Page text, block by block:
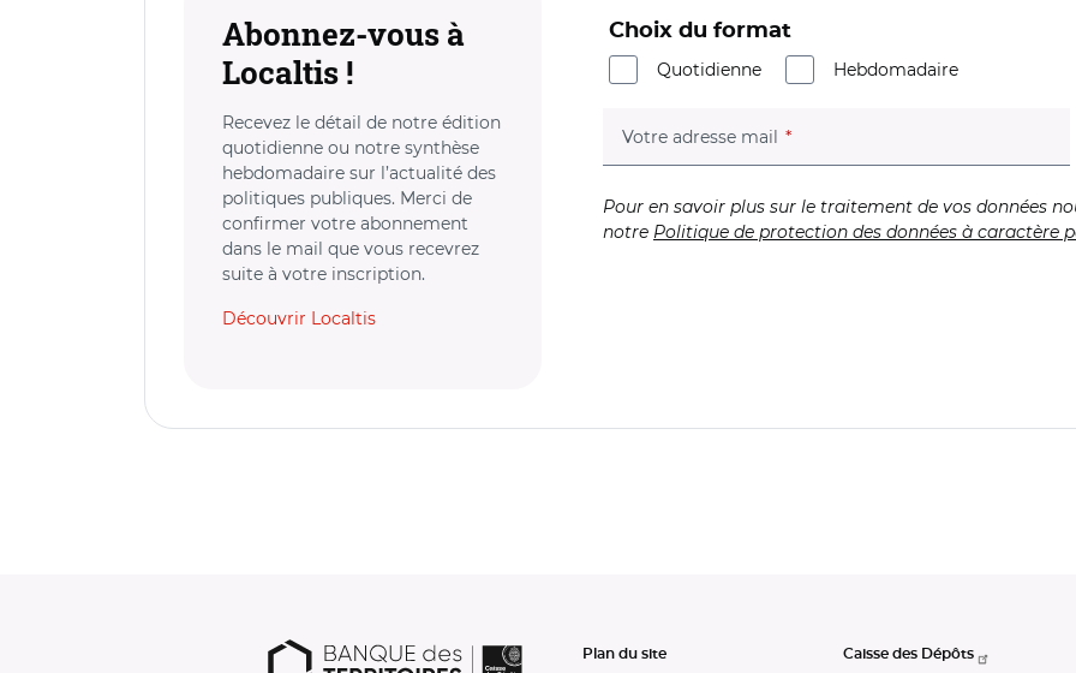
Abonnez-vous à
Localtis !
Recevez le détail de notre édition
quotidienne ou notre synthèse
hebdomadaire sur l’actualité des
politiques publiques. Merci de
confirmer votre abonnement
dans le mail que vous recevrez
suite à votre inscription.
Découvrir Localtis
Choix du format
Quotidienne
Hebdomadaire
Votre adresse mail (champ obligatoire)
Pour en savoir plus sur le traitement de vos données
notre Politique de protection des données à caractère
Plan du site Caisse des Dépôts